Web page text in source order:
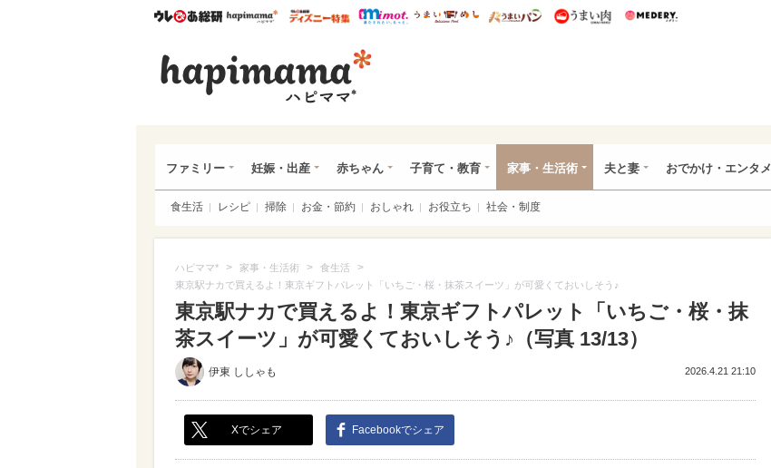
ウレぴあ総研ハピママ* ウレぴあ総研 ディズニー特集
mimot. うまいめし うまいパン うまい肉
ファミリー 妊娠・出産 赤ちゃん 子育て・教育 家事・生活術 夫と妻 おでかけ・エンタメ
食生活 レシピ 掃除 お金・節約 おしゃれ お役立ち 社会・制度
ハピママ* > 家事・生活術 > 食生活 >
東京駅ナカで買えるよ！東京ギフトパレット「いちご・桜・抹茶スイーツ」が可愛くておいしそう♪
東京駅ナカで買えるよ！東京ギフトパレット「いちご・桜・抹
茶スイーツ」が可愛くておいしそう♪（写真 13/13）
伊東 ししゃも 2026.4.21 21:10
Xでシェア Facebookでシェア